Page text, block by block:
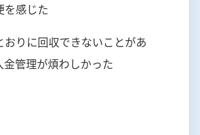
を感じた
おりに回収できないことがあ
金管理が煩わしかった